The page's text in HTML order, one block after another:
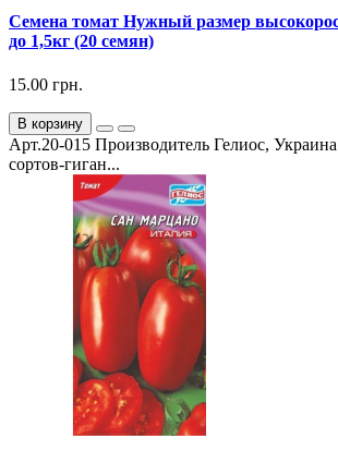
Семена томат Нужный размер
до 1,5кг (20 семян)
15.00 грн.
В корзину
Арт.20-015 Производитель Гелиос,
сортов-гиган...